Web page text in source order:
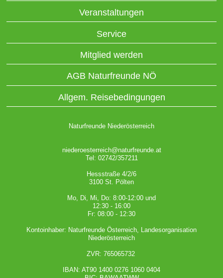
Veranstaltungen
Service
Mitglied werden
AGB Naturfreunde NÖ
Allgem. Reisebedingungen
Naturfreunde Niederösterreich
niederoesterreich@naturfreunde.at
Tel: 02742/357211
Hessstraße 4/2/6
3100 St. Pölten
Mo, Di, Mi, Do: 8:00-12:00 und
12:30 - 16:00
Fr: 08:00 - 12:30
Kontoinhaber: Naturfreunde Österreich, Landesorganisation
Niederösterreich
ZVR: 765065732
IBAN: AT90 1400 0276 1060 0404